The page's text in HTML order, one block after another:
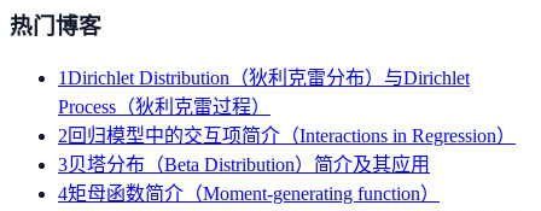
热门博客
1Dirichlet Distribution（狄利克雷分布）与Dirichlet
Process（狄利克雷过程）
2回归模型中的交互项简介（Interactions in Regression）
3贝塔分布（Beta Distribution）简介及其应用
4矩母函数简介（Moment-generating function）